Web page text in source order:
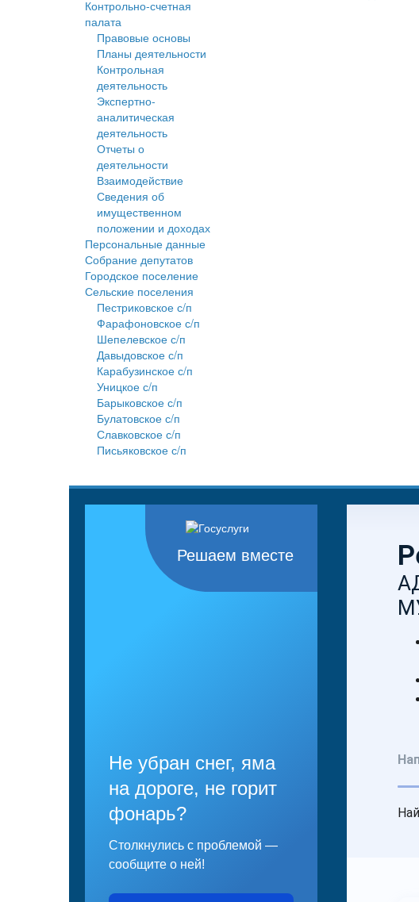
Контрольно-счетная
палата
Правовые основы
Планы деятельности
Контрольная
деятельность
Экспертно-
аналитическая
деятельность
Отчеты о
деятельности
Взаимодействие
Сведения об
имущественном
положении и доходах
Персональные данные
Собрание депутатов
Городское поселение
Сельские поселения
Пестриковское с/п
Фарафоновское с/п
Шепелевское с/п
Давыдовское с/п
Карабузинское с/п
Уницкое с/п
Барыковское с/п
Булатовское с/п
Славковское с/п
Письяковское с/п
Решаем вместе
Не убран снег, яма
на дороге, не горит
фонарь?
Столкнулись с проблемой —
сообщите о ней!